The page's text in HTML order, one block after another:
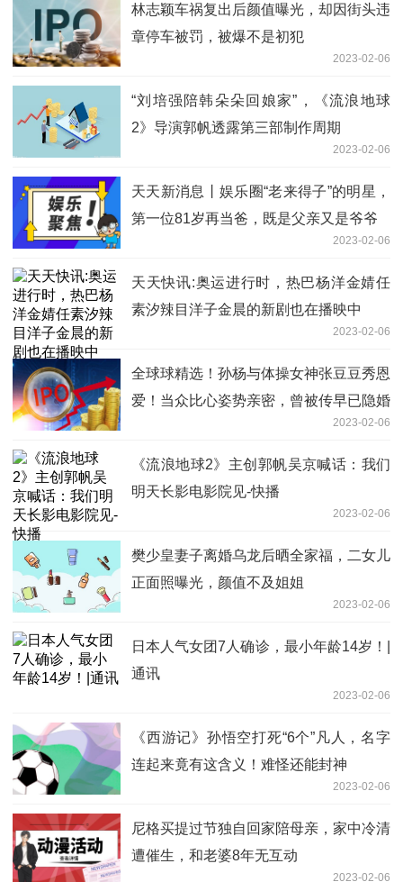
林志颖车祸复出后颜值曝光，却因街头违
章停车被罚，被爆不是初犯
2023-02-06
“刘培强陪韩朵朵回娘家”，《流浪地球
2》导演郭帆透露第三部制作周期
2023-02-06
天天新消息丨娱乐圈“老来得子”的明星，
第一位81岁再当爸，既是父亲又是爷爷
2023-02-06
天天快讯:奥运进行时，热巴杨洋金婧任
素汐辣目洋子金晨的新剧也在播映中
2023-02-06
全球球精选！孙杨与体操女神张豆豆秀恩
爱！当众比心姿势亲密，曾被传早已隐婚
2023-02-06
《流浪地球2》主创郭帆吴京喊话：我们
明天长影电影院见-快播
2023-02-06
樊少皇妻子离婚乌龙后晒全家福，二女儿
正面照曝光，颜值不及姐姐
2023-02-06
日本人气女团7人确诊，最小年龄14岁！|
通讯
2023-02-06
《西游记》孙悟空打死“6个”凡人，名字
连起来竟有这含义！难怪还能封神
2023-02-06
尼格买提过节独自回家陪母亲，家中冷清
遭催生，和老婆8年无互动
2023-02-06